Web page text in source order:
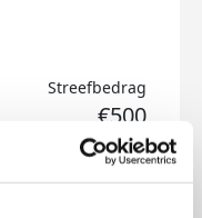
Streefbedrag
€500